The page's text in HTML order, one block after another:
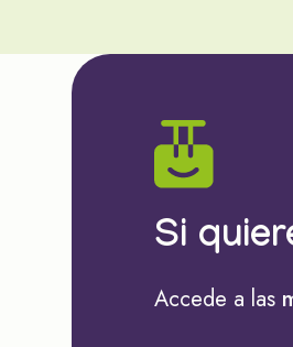
Si
Accede a las